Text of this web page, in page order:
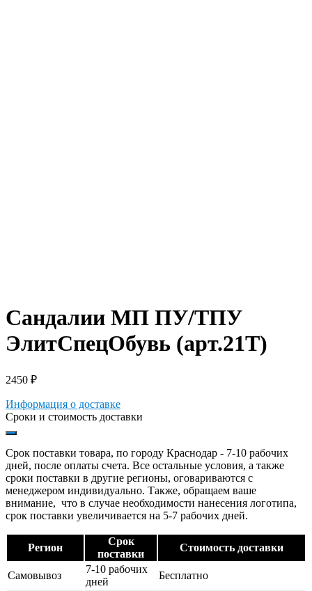
Сандалии МП ПУ/ТПУ
ЭлитСпецОбувь (арт.21Т)
2450 ₽
Информация о доставке
Сроки и стоимость доставки
Срок поставки товара, по городу Краснодар - 7-10 рабочих
дней, после оплаты счета. Все остальные условия, а также
сроки поставки в другие регионы, оговариваются с
менеджером индивидуально. Также, обращаем ваше
внимание, что в случае необходимости нанесения логотипа,
срок поставки увеличивается на 5-7 рабочих дней.
Регион
Срок
поставки
Стоимость доставки
Самовывоз
7-10 рабочих
дней
Бесплатно